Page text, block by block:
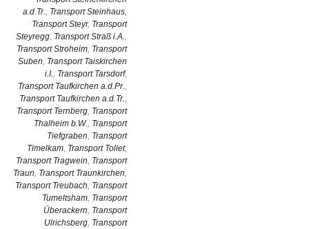
a.d.Tr., Transport Steinhaus,
Transport Steyr, Transport
Steyregg, Transport Straß i.A.,
Transport Stroheim, Transport
Suben, Transport Taiskirchen
i.I., Transport Tarsdorf,
Transport Taufkirchen a.d.Pr.,
Transport Taufkirchen a.d.Tr.,
Transport Ternberg, Transport
Thalheim b.W., Transport
Tiefgraben, Transport
Timelkam, Transport Tollet,
Transport Tragwein, Transport
Traun, Transport Traunkirchen,
Transport Treubach, Transport
Tumeltsham, Transport
Überackern, Transport
Ulrichsberg, Transport